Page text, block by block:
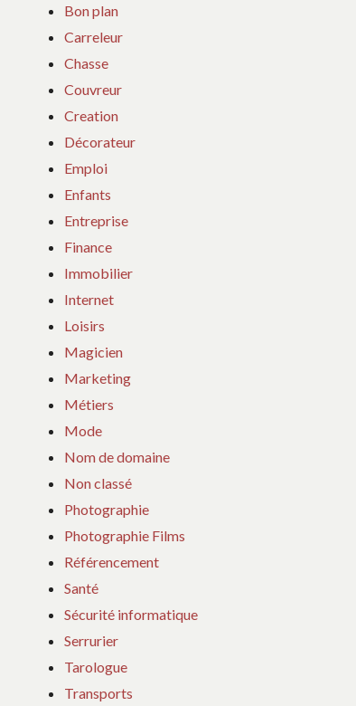
Bon plan
Carreleur
Chasse
Couvreur
Creation
Décorateur
Emploi
Enfants
Entreprise
Finance
Immobilier
Internet
Loisirs
Magicien
Marketing
Métiers
Mode
Nom de domaine
Non classé
Photographie
Photographie Films
Référencement
Santé
Sécurité informatique
Serrurier
Tarologue
Transports